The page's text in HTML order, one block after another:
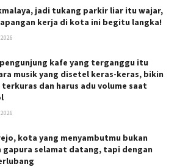
jadi tukang parkir liar itu wajar,
kerja di kota ini begitu langka!
kafe yang terganggu itu
musik yang disetel keras-keras, bikin
dan harus adu volume saat
kota yang menyambutmu bukan
gapura selamat datang, tapi dengan